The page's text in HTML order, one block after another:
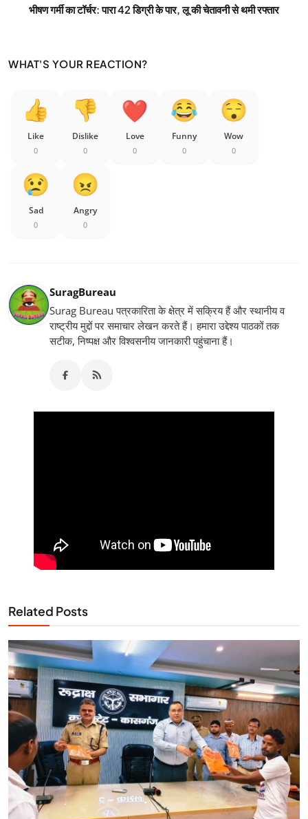
भीषण गर्मी का टॉर्चर: पारा 42 डिग्री के पार, लू की चेतावनी से थमी रफ्तार
WHAT'S YOUR REACTION?
Like
0
Dislike
0
Love
0
Funny
0
Wow
0
Sad
0
Angry
0
SuragBureau
Surag Bureau पत्रकारिता के क्षेत्र में सक्रिय हैं और स्थानीय व
राष्ट्रीय मुद्दों पर समाचार लेखन करते हैं। हमारा उद्देश्य पाठकों तक
सटीक, निष्पक्ष और विश्वसनीय जानकारी पहुंचाना हैं।
Related Posts